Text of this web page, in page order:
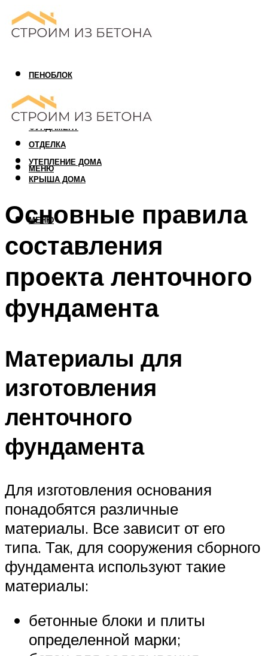
ПЕНОБЛОК
ГАЗОБЛОК
АРБОЛИТОВЫЙ БЛОК
ФУНДАМЕНТ
ОТДЕЛКА
УТЕПЛЕНИЕ ДОМА
КРЫША ДОМА
МЕНЮ
МЕНЮ
Основные правила
составления
проекта ленточного
фундамента
Материалы для
изготовления
ленточного
фундамента
Для изготовления основания
понадобятся различные
материалы. Все зависит от его
типа. Так, для сооружения сборного
фундамента используют такие
материалы:
бетонные блоки и плиты
определенной марки;